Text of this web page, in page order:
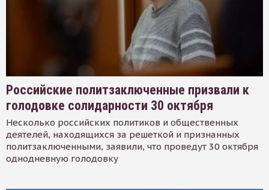
Российские политзаключенные призвали к
голодовке солидарности 30 октября
Несколько российских политиков и общественных
деятелей, находящихся за решеткой и признанных
политзаключенными, заявили, что проведут 30 октября
однодневную голодовку